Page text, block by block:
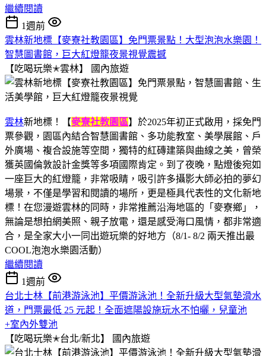
繼續閱讀
1週前
雲林新地標【麥寮社教園區】免門票景點！大型泡泡水樂園！
智慧圖書館，巨大紅燈籠夜景視覺震撼
【吃喝玩樂✭雲林】
國內旅遊
雲林新地標！【麥寮社教園區】於2025年初正式啟用，採免門
票參觀，園區內結合智慧圖書館、多功能教室、美學展館、戶
外廣場、複合設施等空間，獨特的紅磚建築與曲線之美，曾榮
獲英國倫敦設計金獎等多項國際肯定。到了夜晚，點燈後宛如
一座巨大的紅燈籠，非常吸睛，吸引許多攝影大師必拍的夢幻
場景，不僅是學習和閱讀的場所，更是極具代表性的文化新地
標！在您漫遊雲林的同時，非常推薦沿海地區的「麥寮鄉」，
無論是想拍網美照、親子放電，還是感受海口風情，都非常適
合，是全家大小一同出遊玩樂的好地方（8/1- 8/2 兩天推出最
COOL泡泡水樂園活動）
繼續閱讀
1週前
台北士林【前港游泳池】平價游泳池！全新升級大型氣墊滑水
道，門票最低 25 元起！全面遮陽設施玩水不怕曬，兒童池
+室內外雙池
【吃喝玩樂✭台北/新北】
國內旅遊